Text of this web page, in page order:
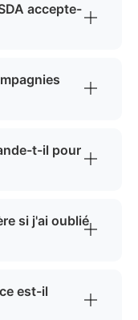
accepte-
t-il pour
si j'ai oublié
est-il